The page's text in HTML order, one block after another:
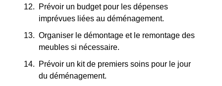
Prévoir un budget pour les dépenses
imprévues liées au déménagement.
Organiser le démontage et le remontage des
meubles si nécessaire.
Prévoir un kit de premiers soins pour le jour
du déménagement.